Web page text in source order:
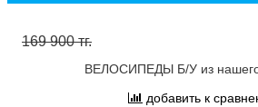
169 900 тг.
ВЕЛОСИПЕДЫ Б/У из
добавить к